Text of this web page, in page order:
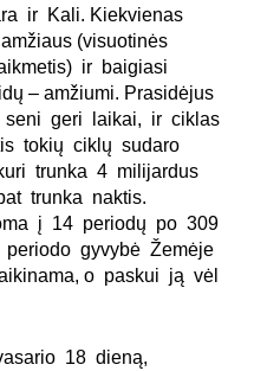
ir Kali. Kiekvienas
(visuotinės
ir baigiasi
– amžiumi. Prasidėjus
seni geri laikai, ir ciklas
tokių ciklų sudaro
trunka 4 milijardus
trunka naktis.
į 14 periodų po 309
gyvybė Žemėje
o paskui ją vėl
18 dieną,